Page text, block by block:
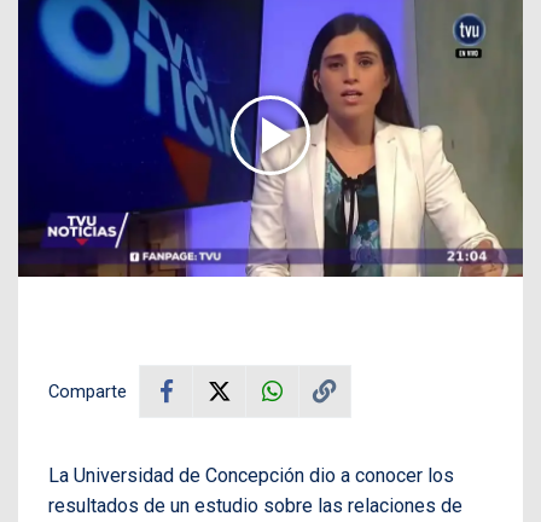
Comparte
La Universidad de Concepción dio a conocer los
resultados de un estudio sobre las relaciones de